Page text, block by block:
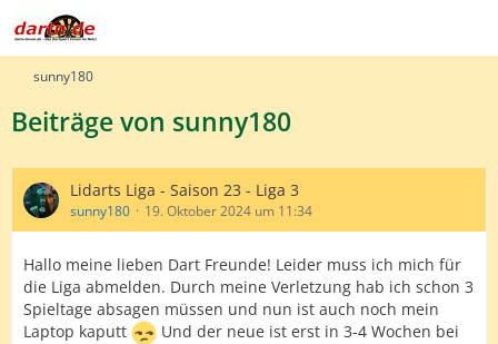
sunny180
Beiträge von sunny180
Lidarts Liga - Saison 23 - Liga 3
sunny180 19. Oktober 2024 um 11:34
Hallo meine lieben Dart Freunde! Leider muss ich mich für
die Liga abmelden. Durch meine Verletzung hab ich schon 3
Spieltage absagen müssen und nun ist auch noch mein
Laptop kaputt
Und der neue ist erst in 3-4 Wochen bei